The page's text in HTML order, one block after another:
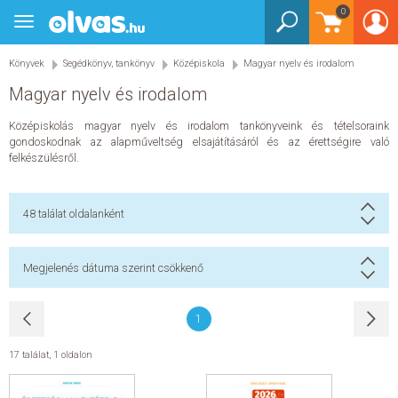
0
Toggle
navigation
Könyvek Segédkönyv, tankönyv Középiskola Magyar nyelv és irodalom
Magyar nyelv és irodalom
Középiskolás magyar nyelv és irodalom tankönyveink és tételsoraink
gondoskodnak az alapműveltség elsajátításáról és az érettségire való
felkészülésről.
48 találat oldalanként
Megjelenés dátuma szerint csökkenő
1
17 találat, 1 oldalon
BEJELENTKEZÉS
KÖNYVEK
EGYÉB TERMÉKEK
AKCIÓ
SEGÍTHETEK?